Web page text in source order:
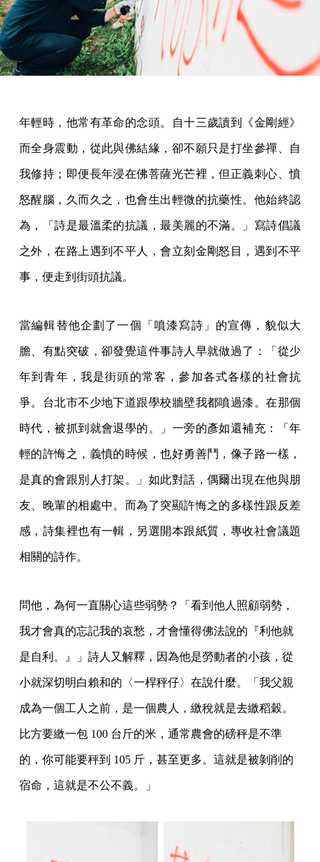
年輕時，他常有革命的念頭。自十三歲讀到《金剛經》
而全身震動，從此與佛結緣，卻不願只是打坐參禪、自
我修持；即便長年浸在佛菩薩光芒裡，但正義刺心、憤
怒醒腦，久而久之，也會生出輕微的抗藥性。他始終認
為，「詩是最溫柔的抗議，最美麗的不滿。」寫詩倡議
之外，在路上遇到不平人，會立刻金剛怒目，遇到不平
事，便走到街頭抗議。
當編輯替他企劃了一個「噴漆寫詩」的宣傳，貌似大
膽、有點突破，卻發覺這件事詩人早就做過了：「從少
年到青年，我是街頭的常客，參加各式各樣的社會抗
爭。台北市不少地下道跟學校牆壁我都噴過漆。在那個
時代，被抓到就會退學的。」一旁的彥如還補充：「年
輕的許悔之，義憤的時候，也好勇善鬥，像子路一樣，
是真的會跟別人打架。」如此對話，偶爾出現在他與朋
友、晚輩的相處中。而為了突顯許悔之的多樣性跟反差
感，詩集裡也有一輯，另選開本跟紙質，專收社會議題
相關的詩作。
問他，為何一直關心這些弱勢？「看到他人照顧弱勢，
我才會真的忘記我的哀愁，才會懂得佛法說的『利他就
是自利。』」詩人又解釋，因為他是勞動者的小孩，從
小就深切明白賴和的〈一桿秤仔〉在說什麼。「我父親
成為一個工人之前，是一個農人，繳稅就是去繳稻穀。
比方要繳一包 100 台斤的米，通常農會的磅秤是不準
的，你可能要秤到 105 斤，甚至更多。這就是被剝削的
宿命，這就是不公不義。」